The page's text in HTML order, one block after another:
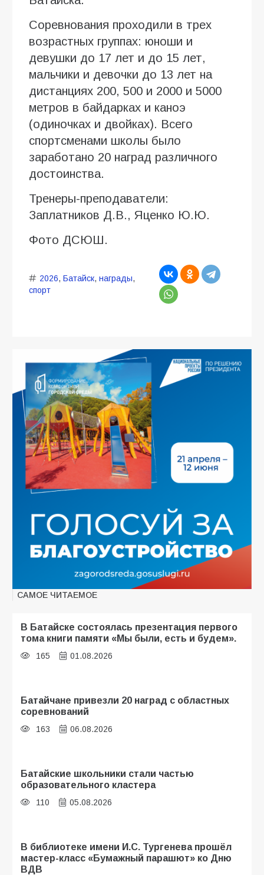
Соревнования проходили в трех
возрастных группах: юноши и
девушки до 17 лет и до 15 лет,
мальчики и девочки до 13 лет на
дистанциях 200, 500 и 2000 и 5000
метров в байдарках и каноэ
(одиночках и двойках). Всего
спортсменами школы было
заработано 20 наград различного
достоинства.
Тренеры-преподаватели:
Заплатников Д.В., Яценко Ю.Ю.
Фото ДСЮШ.
2026, Батайск, награды,
спорт
САМОЕ ЧИТАЕМОЕ
В Батайске состоялась презентация первого
тома книги памяти «Мы были, есть и будем».
165 01.08.2026
Батайчане привезли 20 наград с областных
соревнований
163 06.08.2026
Батайские школьники стали частью
образовательного кластера
110 05.08.2026
В библиотеке имени И.С. Тургенева прошёл
мастер-класс «Бумажный парашют» ко Дню
ВДВ